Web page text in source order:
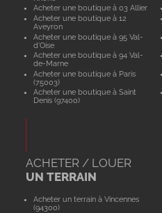
Acheter une boutique à 03 Allier
Acheter une boutique à 12
Aveyron
Acheter une boutique à 95 Val-
d'Oise
Acheter une boutique à 94 Val-
de-Marne
Acheter une boutique à Paris
(75003)
Acheter une boutique à Saint
Denis (97400)
ACHETER / LOUER
UN TERRAIN
Acheter un terrain à Vincennes
(94300)